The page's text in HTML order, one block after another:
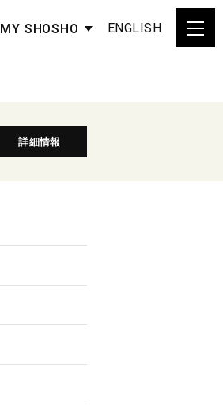
MY SHOSHO ENGLISH
詳細情報